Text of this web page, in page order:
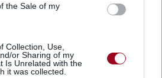
the Sale of my
Collection, Use,
or Sharing of my
Is Unrelated with the
it was collected.